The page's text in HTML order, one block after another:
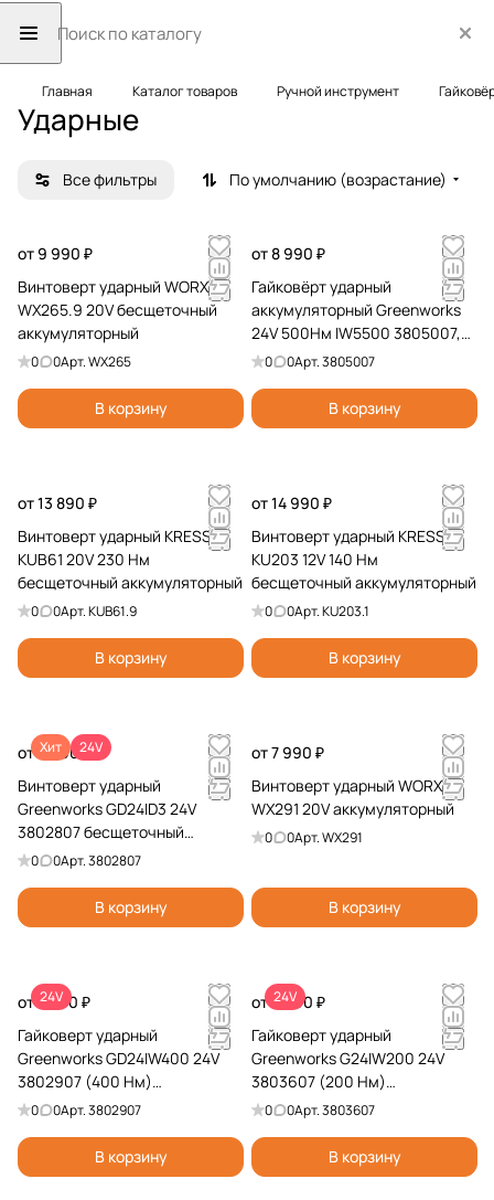
Главная Каталог товаров Ручной инструмент
Ударные
Все фильтры По умолчанию (возрастание)
от 9 990 ₽
Винтоверт ударный WORX
WX265.9 20V бесщеточный
аккумуляторный
0 0Арт.WX265
В корзину
от 8 990 ₽
Гайковёрт ударный
аккумуляторный Greenworks
24V 500Нм IW5500 3805007,
бесщёточный
0 0Арт.3805007
В корзину
от 13 890 ₽
Винтоверт ударный KRESS
KUB61 20V 230 Нм
бесщеточный аккумуляторный
0 0Арт.KUB61.9
В корзину
от 14 990 ₽
Винтоверт ударный KRESS
KU203 12V 140 Нм
бесщеточный аккумуляторный
0 0Арт.KU203.1
В корзину
Хит 24V
от 8 990 ₽
Винтоверт ударный
Greenworks GD24ID3 24V
3802807 бесщеточный
аккумуляторный
0 0Арт.3802807
В корзину
от 7 990 ₽
Винтоверт ударный WORX
WX291 20V аккумуляторный
0 0Арт.WX291
В корзину
24V
от 7 990 ₽
Гайковерт ударный
Greenworks GD24IW400 24V
3802907 (400 Нм)
бесщеточный аккумуляторный
0 0Арт.3802907
В корзину
24V
от 5 990 ₽
Гайковерт ударный
Greenworks G24IW200 24V
3803607 (200 Нм)
бесщеточный аккумуляторный
0 0Арт.3803607
В корзину